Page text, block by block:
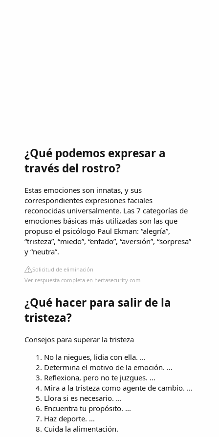
¿Qué podemos expresar a
través del rostro?
Estas emociones son innatas, y sus
correspondientes expresiones faciales
reconocidas universalmente. Las 7 categorías de
emociones básicas más utilizadas son las que
propuso el psicólogo Paul Ekman: “alegría”,
“tristeza”, “miedo”, “enfado”, “aversión”, “sorpresa”
y “neutra”.
Solicitud de eliminación
Ver respuesta completa en hertasecurity.com
¿Qué hacer para salir de la
tristeza?
Consejos para superar la tristeza
No la niegues, lidia con ella. ...
Determina el motivo de la emoción. ...
Reflexiona, pero no te juzgues. ...
Mira a la tristeza como agente de cambio. ...
Llora si es necesario. ...
Encuentra tu propósito. ...
Haz deporte. ...
Cuida la alimentación.